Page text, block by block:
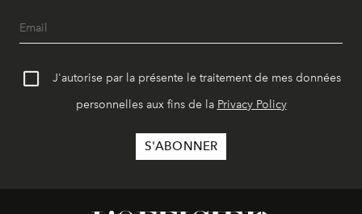
J'autorise par la présente le traitement de mes données
personnelles aux fins de la Privacy Policy